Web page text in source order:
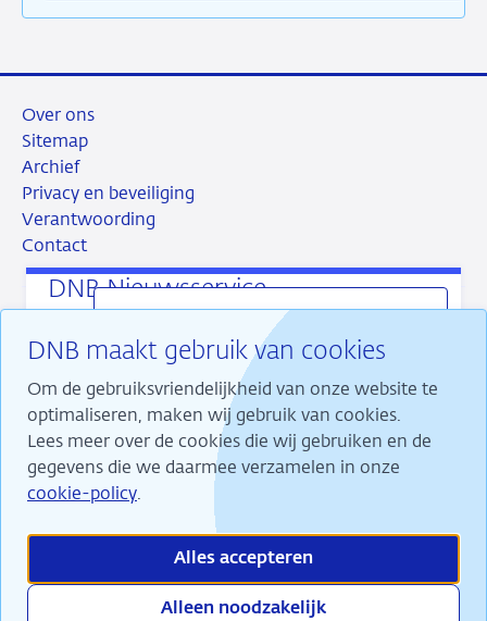
DNB Nieuwsservice
Ons laatste nieuws direct in uw mail
ontvangen? Dat kan met de DNB Nieuwsservice.
U kiest zelf welk soort nieuws u ontvangt en
hoe vaak.
Banner
site)
DNB maakt gebruik van cookies
Om de gebruiksvriendelijkheid van onze website te
optimaliseren, maken wij gebruik van cookies.
Lees meer over de cookies die wij gebruiken en de
gegevens die we daarmee verzamelen in onze
cookie-policy.
Alles accepteren
Alleen noodzakelijk
Over ons
Sitemap
Archief
Privacy en beveiliging
Verantwoording
Contact
RSS InstagramLinkedin
X
Wij maken ons sterk voor financiële stabiliteit en
dragen daarmee bij aan duurzame welvaart in